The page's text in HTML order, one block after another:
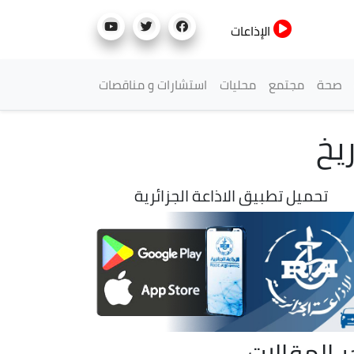
الإذاعات
صحة مجتمع محليات استشارات و مناقصات
تحميل تطبيق الاذاعة الجزائرية